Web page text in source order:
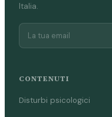
Italia.
CONTENUTI
Disturbi psicologici